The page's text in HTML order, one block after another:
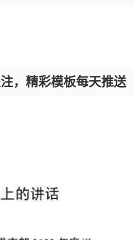
，精彩模板每天推送